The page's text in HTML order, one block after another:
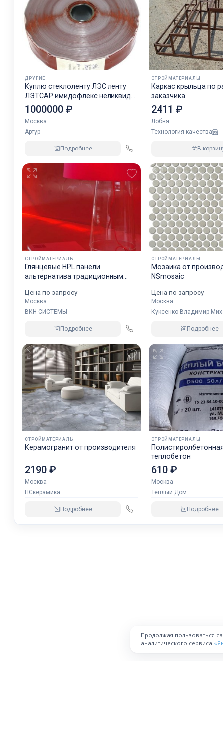
ДРУГИЕ
Куплю стеклоленту ЛЭС ленту
ЛЭТСАР имидофлекс неликвиды
по РФ
1000000 ₽
Москва
Артур
Подробнее
СТРОЙМАТЕРИАЛЫ
Каркас крыльца по
заказчика
2411 ₽
Лобня
Технология качества
В
СТРОЙМАТЕРИАЛЫ
Глянцевые HPL панели
альтернатива традиционным
дизайна и отделки внутренних
пространств, глянцевый компакт
ламинат HPL
Цена по запросу
Москва
ВКН СИСТЕМЫ
Подробнее
СТРОЙМАТЕРИАЛЫ
Мозаика от
NSmosaic
Цена по запросу
Москва
Куксенко Владимир
Подробнее
СТРОЙМАТЕРИАЛЫ
Керамогранит от производителя
2190 ₽
Москва
НСкерамика
Подробнее
СТРОЙМАТЕРИАЛЫ
теплобетон
610 ₽
Москва
Тёплый Дом
Подробнее
Продолжая пользоваться
аналитического сервиса